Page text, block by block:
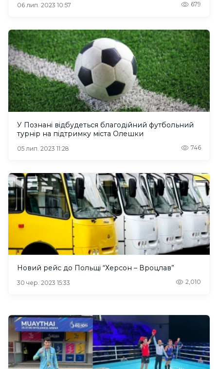
06 лип. 2023 10:57 679
У Познані відбудеться благодійний футбольний
турнір на підтримку міста Олешки
05 лип. 2023 11:28 746
Новий рейс до Польщі “Херсон – Вроцлав”
30 чер. 2023 15:33 2,010